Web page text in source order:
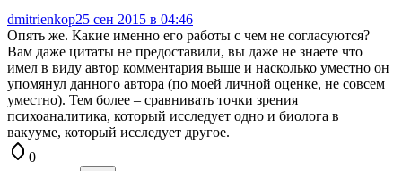
dmitrienkop25 сен 2015 в 04:46
Опять же. Какие именно его работы с чем не согласуются?
Вам даже цитаты не предоставили, вы даже не знаете что
имел в виду автор комментария выше и насколько уместно он
упомянул данного автора (по моей личной оценке, не совсем
уместно). Тем более – сравнивать точки зрения
психоаналитика, который исследует одно и биолога в
вакууме, который исследует другое.
0